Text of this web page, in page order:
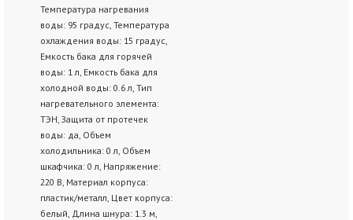
Температура нагревания
воды: 95 градус, Температура
охлаждения воды: 15 градус,
Емкость бака для горячей
воды: 1 л, Емкость бака для
холодной воды: 0.6 л, Тип
нагревательного элемента:
ТЭН, Защита от протечек
воды: да, Объем
холодильника: 0 л, Объем
шкафчика: 0 л, Напряжение:
220 В, Материал корпуса:
пластик/металл, Цвет корпуса:
белый, Длина шнура: 1.3 м,